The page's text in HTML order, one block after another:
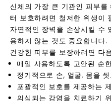
신체의 가장 큰 기관인 피부
터 보호하려면 철저한 위생이
자연적인 장벽을 손상시킬 수
용하지 않는 것도 중요합니다.
건강한 피부를 보장하려면 다
매일 사용하도록 고안된 순
정기적으로 손, 얼굴, 몸을
포괄적인 보호를 제공하는
의심되는 감염을 치료하기